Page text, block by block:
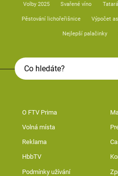
Volby 2025 Svařené víno
Pěstování lichořeřišnice Výpočet
Nejlepší palačinky
O FTV Prima
Volná místa
Reklama
HbbTV
Podmínky užívání